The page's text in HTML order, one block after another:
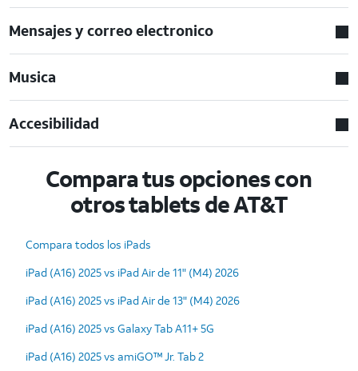
Mensajes y correo electronico
Musica
Accesibilidad
Compara tus opciones con
otros tablets de AT&T
Compara todos los iPads
iPad (A16) 2025 vs iPad Air de 11" (M4) 2026
iPad (A16) 2025 vs iPad Air de 13" (M4) 2026
iPad (A16) 2025 vs Galaxy Tab A11+ 5G
iPad (A16) 2025 vs amiGO™ Jr. Tab 2